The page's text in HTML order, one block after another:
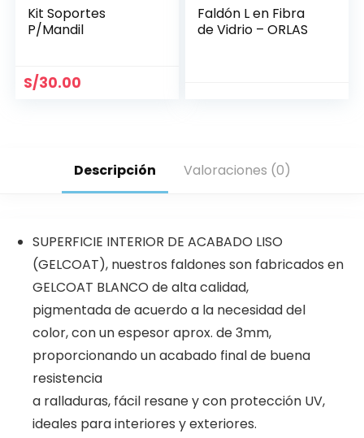
Kit Soportes
P/Mandil
S/30.00
Faldón L en Fibra
de Vidrio – ORLAS
Descripción Valoraciones (0)
SUPERFICIE INTERIOR DE ACABADO LISO
(GELCOAT), nuestros faldones son fabricados en
GELCOAT BLANCO de alta calidad,
pigmentada de acuerdo a la necesidad del
color, con un espesor aprox. de 3mm,
proporcionando un acabado final de buena
resistencia
a ralladuras, fácil resane y con protección UV,
ideales para interiores y exteriores.